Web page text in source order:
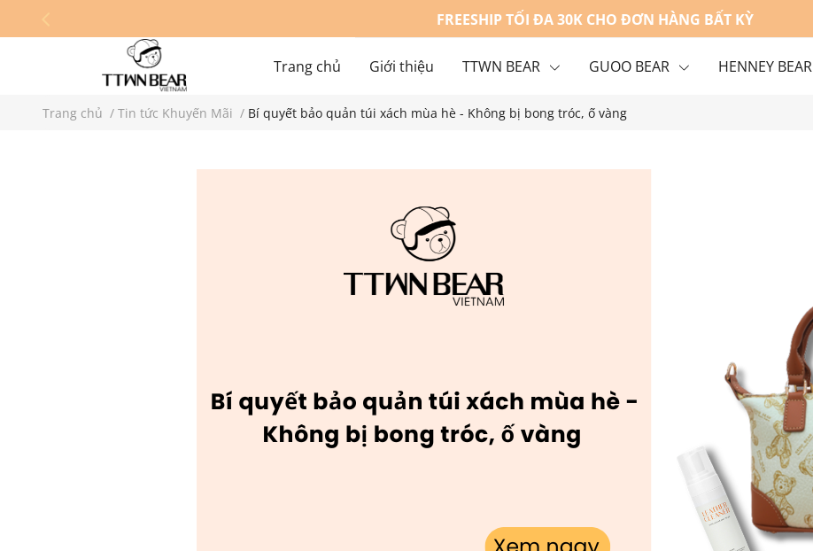
FREESHIP TỐI ĐA 30K CHO ĐƠN HÀNG BẤT KỲ
Trang chủ Giới thiệu TTWN BEAR GUOO BEAR HENNEY BEAR
Hệ thống cửa hàng
Trang chủ / Tin tức Khuyến Mãi / Bí quyết bảo quản túi xách mùa hè - Không bị bong tróc, ố vàng